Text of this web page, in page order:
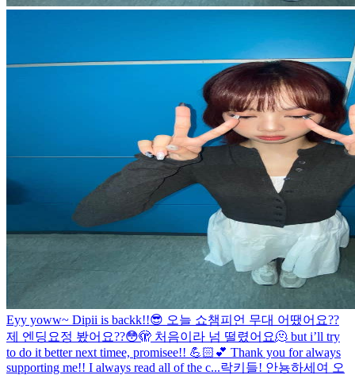
Eyy yoww~ Dipii is backk!!😎 오늘 쇼챔피언 무대 어땠어요??
제 엔딩요정 봤어요??😳🫣 처음이라 넘 떨렸어요🫠 but i’ll try
to do it better next timee, promisee!! 💪🏻💕 Thank you for always
supporting me!! I always read all of the c...락키들! 안뇽하세여 오